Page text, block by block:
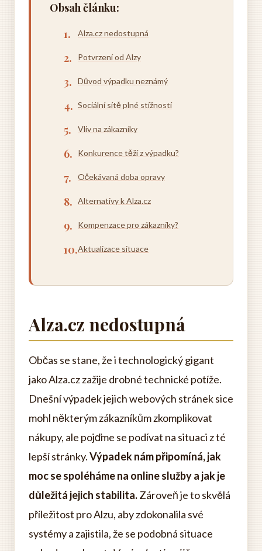
Obsah článku:
Alza.cz nedostupná
Potvrzení od Alzy
Důvod výpadku neznámý
Sociální sítě plné stížností
Vliv na zákazníky
Konkurence těží z výpadku?
Očekávaná doba opravy
Alternativy k Alza.cz
Kompenzace pro zákazníky?
Aktualizace situace
Alza.cz nedostupná
Občas se stane, že i technologický gigant
jako Alza.cz zažije drobné technické potíže.
Dnešní výpadek jejich webových stránek sice
mohl některým zákazníkům zkomplikovat
nákupy, ale pojďme se podívat na situaci z té
lepší stránky.Výpadek nám připomíná, jak
moc se spoléháme na online služby a jak je
důležitá jejich stabilita.Zároveň je to skvělá
příležitost pro Alzu, aby zdokonalila své
systémy a zajistila, že se podobná situace